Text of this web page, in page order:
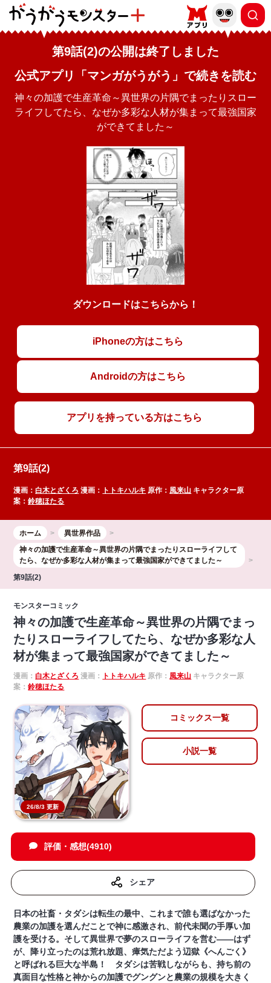
第9話(2)の公開は終了しました
公式アプリ「マンガがうがう」で続きを読む
神々の加護で生産革命～異世界の片隅でまったりスロー
ライフしてたら、なぜか多彩な人材が集まって最強国家
ができてました～
ダウンロードはこちらから！
iPhoneの方はこちら
Androidの方はこちら
アプリを持っている方はこちら
第9話(2)
漫画：白木とざくろ 漫画： トトキハルキ 原作： 風来山 キャラクター原
案：鈴穂ほたる
ホーム
異世界作品
神々の加護で生産革命～異世界の片隅でまったりスローライフして
たら、なぜか多彩な人材が集まって最強国家ができてました～
第9話(2)
モンスターコミック
神々の加護で生産革命～異世界の片隅でまっ
たりスローライフしてたら、なぜか多彩な人
材が集まって最強国家ができてました～
漫画：白木とざくろ 漫画： トトキハルキ 原作： 風来山 キャラクター原
案：鈴穂ほたる
26/8/3 更新
コミックス一覧
小説一覧
評価・感想(4910)
シェア
日本の社畜・タダシは転生の最中、これまで誰も選ばなかった
農業の加護を選んだことで神に感激され、前代未聞の手厚い加
護を受ける。そして異世界で夢のスローライフを営む――はず
が、降り立ったのは荒れ放題、瘴気ただよう辺獄《へんごく》
と呼ばれる巨大な半島！ タダシは苦戦しながらも、持ち前の
真面目な性格と神からの加護でグングンと農業の規模を大きく